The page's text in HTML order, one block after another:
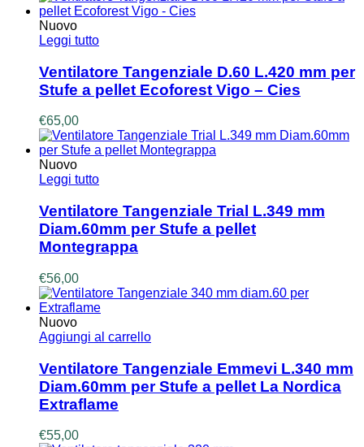
Nuovo
Leggi tutto
Ventilatore Tangenziale D.60 L.420 mm per
Stufe a pellet Ecoforest Vigo – Cies
€65,00
Nuovo
Leggi tutto
Ventilatore Tangenziale Trial L.349 mm
Diam.60mm per Stufe a pellet
Montegrappa
€56,00
Nuovo
Aggiungi al carrello
Ventilatore Tangenziale Emmevi L.340 mm
Diam.60mm per Stufe a pellet La Nordica
Extraflame
€55,00